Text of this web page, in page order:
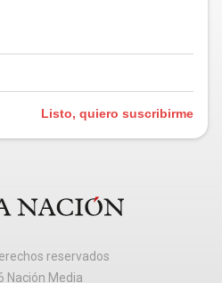
Listo, quiero suscribirme
reservados
Nación Media